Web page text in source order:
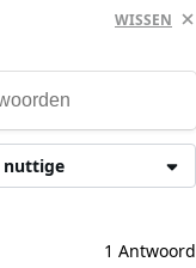
WISSEN
nuttige
1 Antwoord